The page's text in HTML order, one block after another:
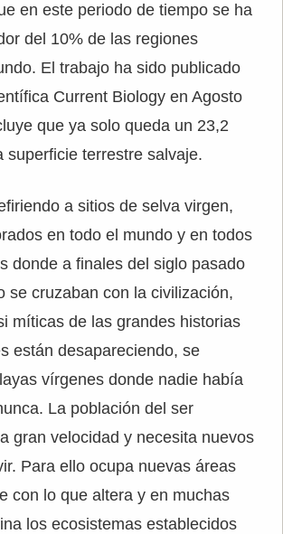
en este periodo de tiempo se ha
del 10% de las regiones
El trabajo ha sido publicado
Current Biology en Agosto
que ya solo queda un 23,2
superficie terrestre salvaje.
a sitios de selva virgen,
en todo el mundo y en todos
donde a finales del siglo pasado
se cruzaban con la civilización,
míticas de las grandes historias
están desapareciendo, se
vírgenes donde nadie había
La población del ser
gran velocidad y necesita nuevos
Para ello ocupa nuevas áreas
con lo que altera y en muchas
los ecosistemas establecidos